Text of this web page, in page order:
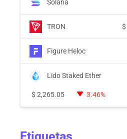
Solana
TRON $
Figure Heloc
Lido Staked Ether
$ 2,265.05 3.46%